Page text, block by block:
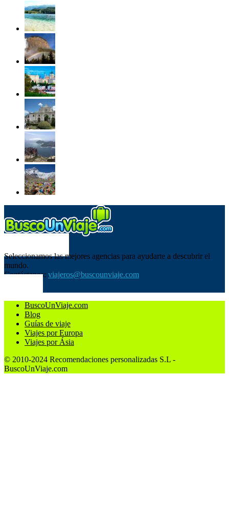
Seleccionamos las mejores agencias para ayudarte a descubrir el
mundo.
Contáctanos: viajeros@buscounviaje.com
BuscoUnViaje.com
Blog
Guías de viaje
Viajes por Europa
Viajes por Ásia
© 2010-2024 Recomendaciones personalizadas S.L -
BuscoUnViaje.com